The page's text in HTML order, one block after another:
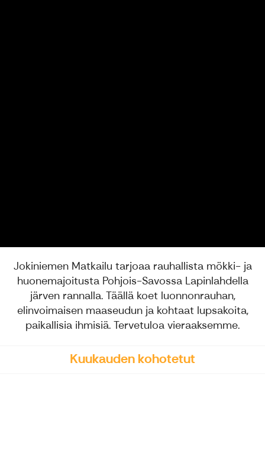
Jokiniemen Matkailu tarjoaa rauhallista mökki- ja
huonemajoitusta Pohjois-Savossa Lapinlahdella
järven rannalla. Täällä koet luonnonrauhan,
elinvoimaisen maaseudun ja kohtaat lupsakoita,
paikallisia ihmisiä. Tervetuloa vieraaksemme.
Kuukauden kohotetut